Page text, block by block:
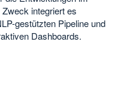
integriert es
gestützten Pipeline und
Dashboards.